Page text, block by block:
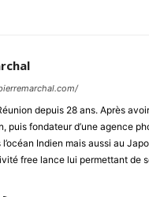
depuis 28 ans. Après
puis fondateur d’une agence
Indien mais aussi au
free lance lui permettant de